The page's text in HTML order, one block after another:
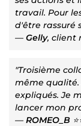
travail. Pour
d'être rassuré
— Gelly, client
"Troisième
même qualité.
expliqués. Je
lancer mon
— ROMEO_B